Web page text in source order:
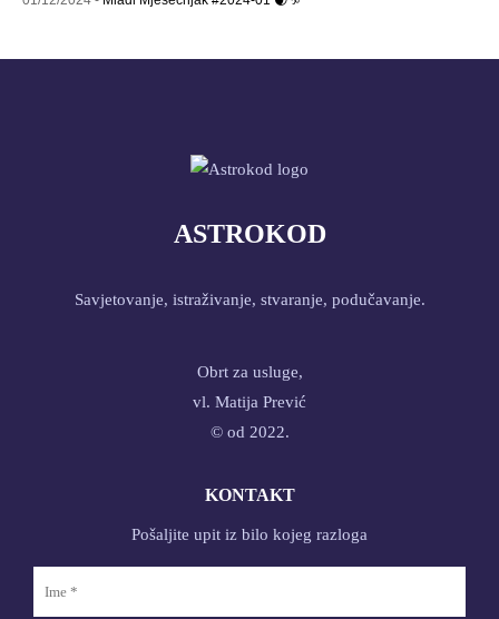
ASTROKOD
Savjetovanje, istraživanje, stvaranje, podučavanje.
Obrt za usluge,
vl. Matija Prević
© od 2022.
KONTAKT
Pošaljite upit iz bilo kojeg razloga